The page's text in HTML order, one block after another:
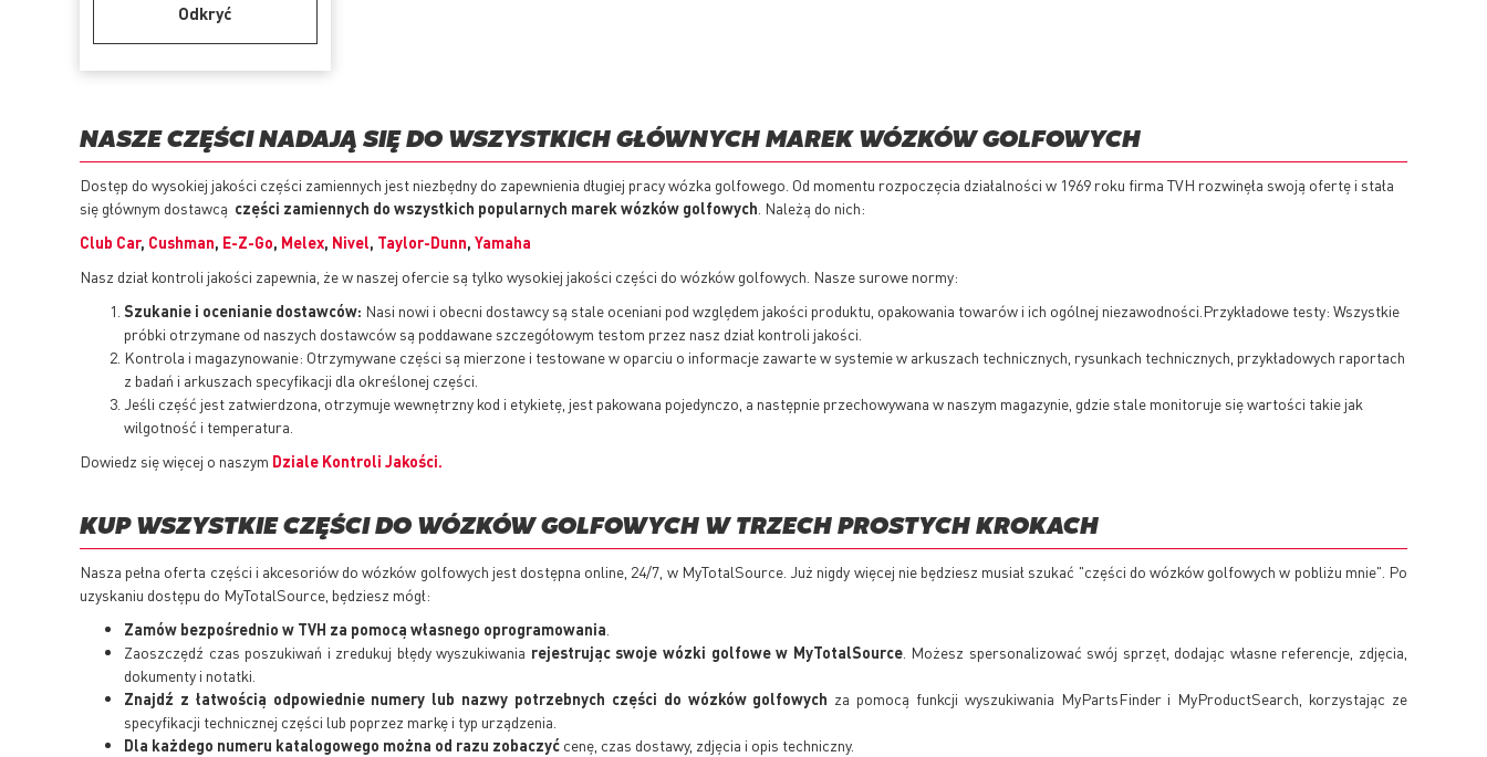
Odkryć
NASZE CZĘŚCI NADAJĄ SIĘ DO WSZYSTKICH GŁÓWNYCH MAREK WÓZKÓW GOLFOWYCH
Dostęp do wysokiej jakości części zamiennych jest niezbędny do zapewnienia długiej pracy wózka golfowego. Od momentu rozpoczęcia działalności w 1969 roku firma TVH rozwinęła swoją ofertę i stała
się głównym dostawcą części zamiennych do wszystkich popularnych marek wózków golfowych . Należą do nich:
Club Car, Cushman, E-Z-Go, Melex, Nivel, Taylor-Dunn, Yamaha
Nasz dział kontroli jakości zapewnia, że w naszej ofercie są tylko wysokiej jakości części do wózków golfowych. Nasze surowe normy:
Szukanie i ocenianie dostawców: Nasi nowi i obecni dostawcy są stale oceniani pod względem jakości produktu, opakowania towarów i ich ogólnej niezawodności.Przykładowe testy: Wszystkie
próbki otrzymane od naszych dostawców są poddawane szczegółowym testom przez nasz dział kontroli jakości.
Kontrola i magazynowanie: Otrzymywane części są mierzone i testowane w oparciu o informacje zawarte w systemie w arkuszach technicznych, rysunkach technicznych, przykładowych raportach
z badań i arkuszach specyfikacji dla określonej części.
Jeśli część jest zatwierdzona, otrzymuje wewnętrzny kod i etykietę, jest pakowana pojedynczo, a następnie przechowywana w naszym magazynie, gdzie stale monitoruje się wartości takie jak
wilgotność i temperatura.
Dowiedz się więcej o naszym Dziale Kontroli Jakości.
KUP WSZYSTKIE CZĘŚCI DO WÓZKÓW GOLFOWYCH W TRZECH PROSTYCH KROKACH
Nasza pełna oferta części i akcesoriów do wózków golfowych jest dostępna online, 24/7, w MyTotalSource. Już nigdy więcej nie będziesz musiał szukać "części do wózków golfowych w pobliżu mnie". Po
uzyskaniu dostępu do MyTotalSource, będziesz mógł:
Zamów bezpośrednio w TVH za pomocą własnego oprogramowania
Zaoszczędź czas poszukiwań i zredukuj błędy wyszukiwania rejestrując swoje wózki golfowe w MyTotalSource. Możesz spersonalizować swój sprzęt, dodając własne referencje, zdjęcia,
dokumenty i notatki.
Znajdź z łatwością odpowiednie numery lub nazwy potrzebnych części do wózków golfowych za pomocą funkcji wyszukiwania MyPartsFinder i MyProductSearch, korzystając ze
specyfikacji technicznej części lub poprzez markę i typ urządzenia.
Dla każdego numeru katalogowego można od razu zobaczyć cenę, czas dostawy, zdjęcia i opis techniczny.